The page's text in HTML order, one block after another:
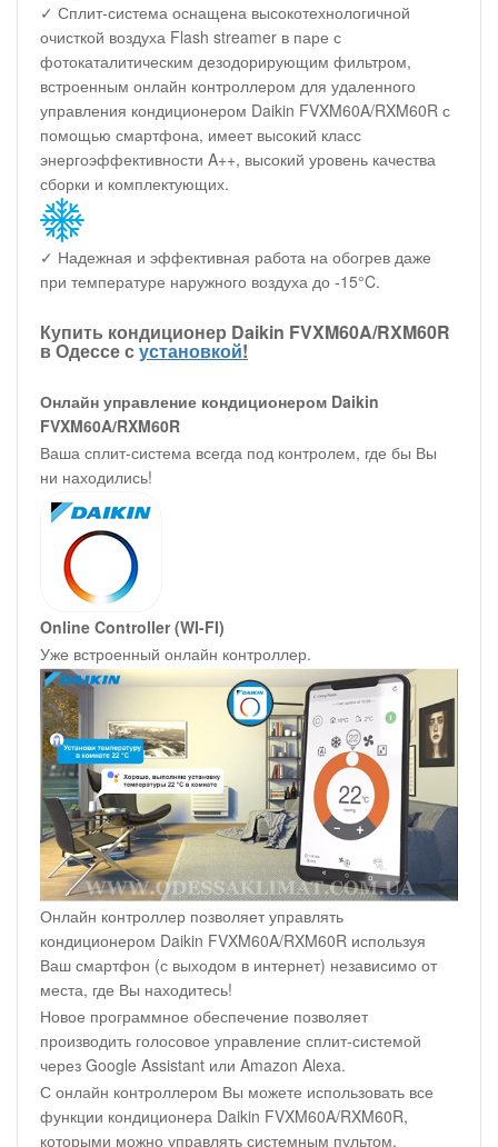
✓ Сплит-система оснащена высокотехнологичной
очисткой воздуха Flash streamer в паре с
фотокаталитическим дезодорирующим фильтром,
встроенным онлайн контроллером для удаленного
управления кондиционером Daikin FVXM60A/RXM60R с
помощью смартфона, имеет высокий класс
энергоэффективности A++, высокий уровень качества
сборки и комплектующих.
✓ Надежная и эффективная работа на обогрев даже
при температуре наружного воздуха до -15°C.
Купить кондиционер Daikin FVXM60A/RXM60R
в Одессе сустановкой!
Онлайн управление кондиционером Daikin
FVXM60A/RXM60R
Ваша сплит-система всегда под контролем, где бы Вы
ни находились!
Online Controller (WI-FI)
Уже встроенный онлайн контроллер.
Онлайн контроллер позволяет управлять
кондиционером Daikin FVXM60A/RXM60R используя
Ваш смартфон (с выходом в интернет) независимо от
места, где Вы находитесь!
Новое программное обеспечение позволяет
производить голосовое управление сплит-системой
через Google Assistant или Amazon Alexa.
С онлайн контроллером Вы можете использовать все
функции кондиционера Daikin FVXM60A/RXM60R,
которыми можно управлять системным пультом.